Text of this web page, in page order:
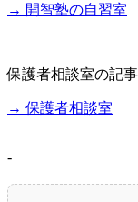
→ 開智塾の自習室
保護者相談室の記
→ 保護者相談室
-